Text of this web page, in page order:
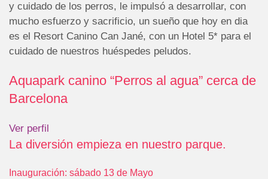
y cuidado de los perros, le impulsó a desarrollar, con
mucho esfuerzo y sacrificio, un sueño que hoy en dia
es el Resort Canino Can Jané, con un Hotel 5* para el
cuidado de nuestros huéspedes peludos.
Aquapark canino “Perros al agua” cerca de
Barcelona
Ver perfil
La diversión empieza en nuestro parque.
Inauguración: sábado 13 de Mayo